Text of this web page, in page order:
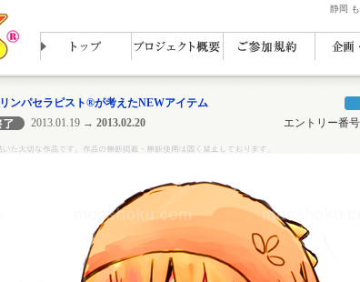
静岡
リンパセラピスト®が考えたNEWアイテム
2013.01.19 → 2013.02.20 エントリー番